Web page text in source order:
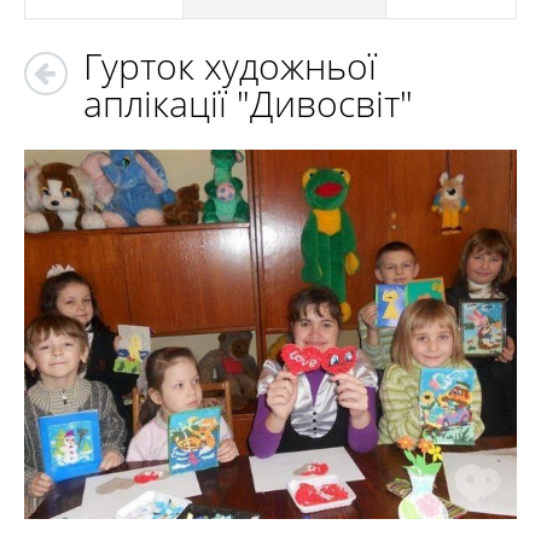
Гурток художньої
аплікації "Дивосвіт"